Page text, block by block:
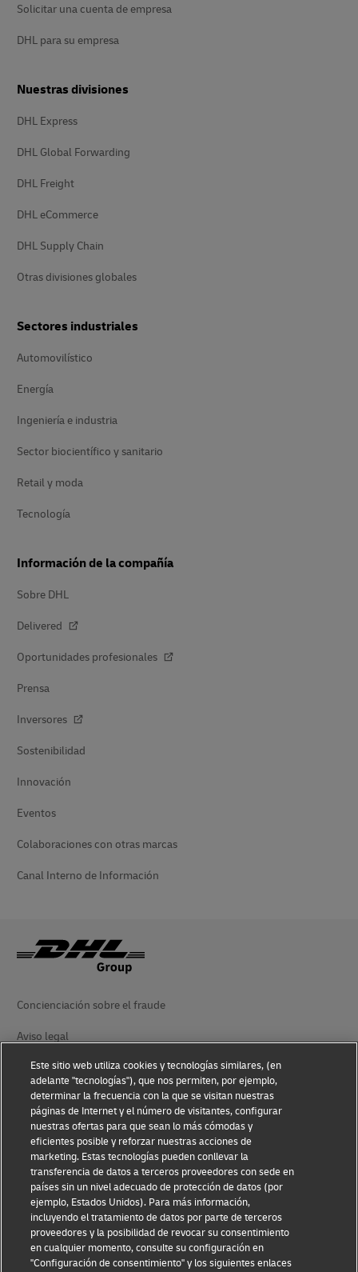
Solicitar una cuenta de empresa
DHL para su empresa
Nuestras divisiones
DHL Express
DHL Global Forwarding
DHL Freight
DHL eCommerce
DHL Supply Chain
Otras divisiones globales
Sectores industriales
Automovilístico
Energía
Ingeniería e industria
Sector biocientífico y sanitario
Retail y moda
Tecnología
Información de la compañía
Sobre DHL
Delivered
Oportunidades profesionales
Prensa
Inversores
Sostenibilidad
Innovación
Eventos
Colaboraciones con otras marcas
Canal Interno de Información
Concienciación sobre el fraude
Aviso legal
Condiciones de uso
Aviso de privacidad
Accesibilidad
Información adicional
Ajustes de cookies
Síganos
Este sitio web utiliza cookies y tecnologías similares, (en
adelante "tecnologías"), que nos permiten, por ejemplo,
determinar la frecuencia con la que se visitan nuestras
páginas de Internet y el número de visitantes, configurar
nuestras ofertas para que sean lo más cómodas y
eficientes posible y reforzar nuestras acciones de
marketing. Estas tecnologías pueden conllevar la
transferencia de datos a terceros proveedores con sede en
países sin un nivel adecuado de protección de datos (por
ejemplo, Estados Unidos). Para más información,
incluyendo el tratamiento de datos por parte de terceros
proveedores y la posibilidad de revocar su consentimiento
en cualquier momento, consulte su configuración en
"Configuración de consentimiento" y los siguientes enlaces